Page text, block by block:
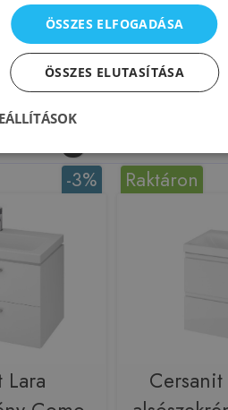
megnézték
-3%
Lara
Raktáron
ÖSSZES ELFOGADÁSA
ÖSSZES ELUTASÍTÁSA